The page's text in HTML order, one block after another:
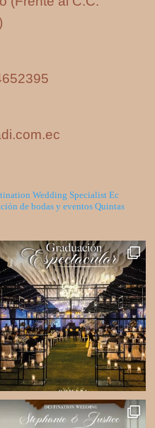
Wedding Specialist Ec
de bodas y eventos Quintas